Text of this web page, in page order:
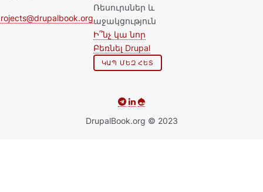
Ռեսուրսներ և
աջակցություն
Ի՞նչ կա նոր
Բեռնել Drupal
ԿԱՊ ՄԵԶ ՀԵՏ
DrupalBook.org © 2023